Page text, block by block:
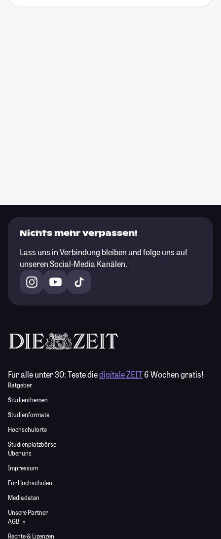
Nichts mehr verpassen!
Lass uns in Verbindung bleiben und folge uns auf
unseren Social-Media Kanälen.
Für alle unter 30:Teste diedigitale ZEIT6 Wochen gratis!
Ratgeber
Studienthemen
Studienformate
Hochschulorte
Studienplatzbörse
Über uns
Impressum
Für Hochschulen
Mediadaten
Unsere Partner
AGB
Rechte & Lizenzen